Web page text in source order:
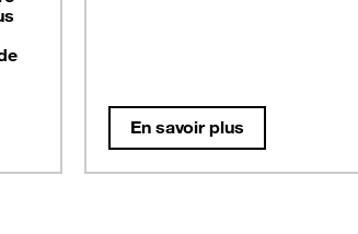
En savoir plus